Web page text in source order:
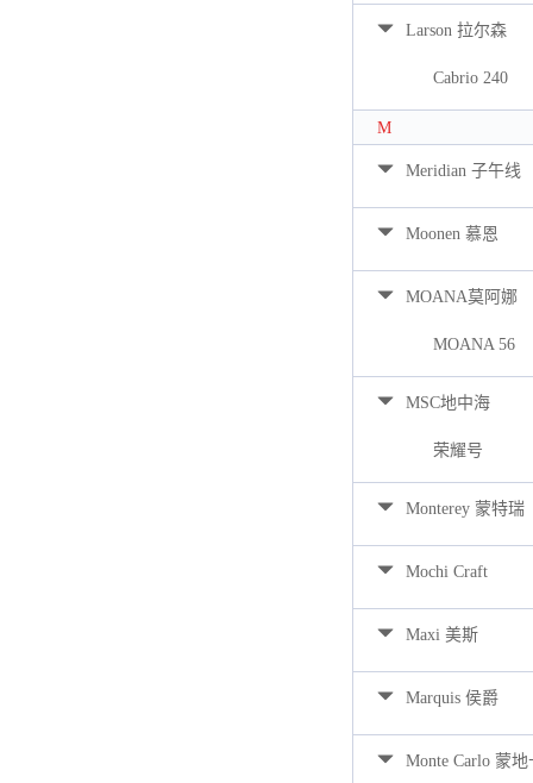
Larson 拉尔森
Cabrio 240
M
Meridian 子午线
Moonen 慕恩
MOANA莫阿娜
MOANA 56
MSC地中海
荣耀号
Monterey 蒙特瑞
Mochi Craft
Maxi 美斯
Marquis 侯爵
Monte Carlo 蒙地